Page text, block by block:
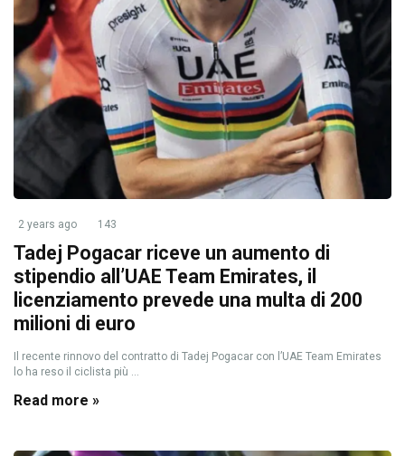
2 years ago 143
Tadej Pogacar riceve un aumento di
stipendio all’UAE Team Emirates, il
licenziamento prevede una multa di 200
milioni di euro
Il recente rinnovo del contratto di Tadej Pogacar con l’UAE Team Emirates
lo ha reso il ciclista più ...
Read more »